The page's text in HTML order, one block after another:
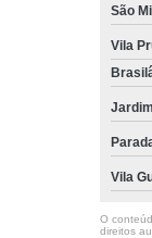
São
Vila
Vila
O
direitos